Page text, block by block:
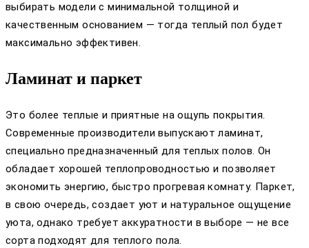
выбирать модели с минимальной толщиной и
качественным основанием — тогда теплый пол будет
максимально эффективен.
Ламинат и паркет
Это более теплые и приятные на ощупь покрытия.
Современные производители выпускают ламинат,
специально предназначенный для теплых полов. Он
обладает хорошей теплопроводностью и позволяет
экономить энергию, быстро прогревая комнату. Паркет,
в свою очередь, создает уют и натуральное ощущение
уюта, однако требует аккуратности в выборе — не все
сорта подходят для теплого пола.